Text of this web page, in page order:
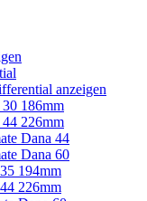
anzeigen
30 186mm
44 226mm
Dana 44
Dana 60
194mm
226mm